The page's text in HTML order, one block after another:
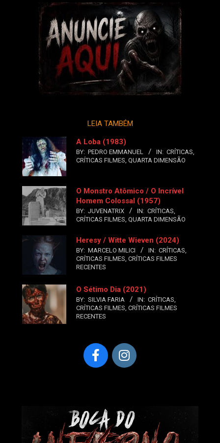
LEIA TAMBÉM
A Loba (1983)
BY: PEDRO EMMANUEL IN: CRÍTICAS,
CRÍTICAS FILMES, QUARTA DIMENSÃO
O Monstro Atômico / O Incrível
Homem Colossal (1957)
BY: JUVENATRIX IN: CRÍTICAS,
CRÍTICAS FILMES, QUARTA DIMENSÃO
Heresy / Witte Wieven (2024)
BY: MARCELO MILICI IN: CRÍTICAS,
CRÍTICAS FILMES, CRÍTICAS FILMES
RECENTES
O Sétimo Dia (2021)
BY: SILVIA FARIA IN: CRÍTICAS,
CRÍTICAS FILMES, CRÍTICAS FILMES
RECENTES